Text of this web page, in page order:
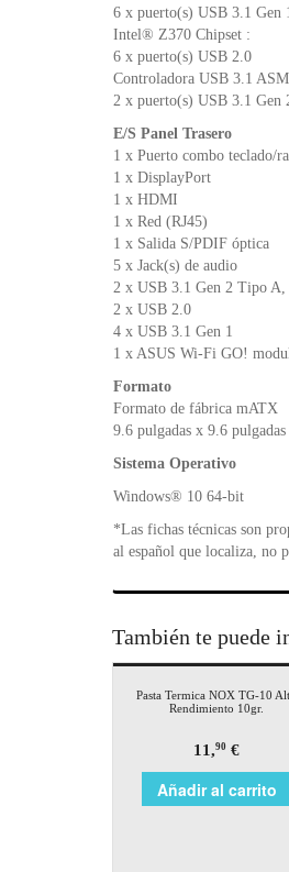
6 x puerto(s) USB 3.1 Gen
Intel® Z370 Chipset :
6 x puerto(s) USB 2.0
Controladora USB 3.1
2 x puerto(s) USB 3.1
E/S Panel Trasero
1 x Puerto combo teclado/
1 x DisplayPort
1 x HDMI
1 x Red (RJ45)
1 x Salida S/PDIF óptica
5 x Jack(s) de audio
2 x USB 3.1 Gen 2 Tipo A,
2 x USB 2.0
4 x USB 3.1 Gen 1
1 x ASUS Wi-Fi GO!
Formato
Formato de fábrica mATX
9.6 pulgadas x 9.6
Sistema Operativo
Windows® 10 64-bit
*Las fichas técnicas son
al español que localiza, no
También te puede
Pasta Termica NOX TG-10
Rendimiento 10gr.
11,90 €
Añadir al carrito